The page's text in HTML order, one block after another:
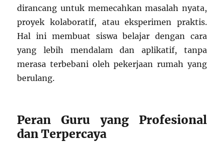
dirancang untuk memecahkan masalah nyata,
proyek kolaboratif, atau eksperimen praktis.
Hal ini membuat siswa belajar dengan cara
yang lebih mendalam dan aplikatif, tanpa
merasa terbebani oleh pekerjaan rumah yang
berulang.
Peran Guru yang Profesional
dan Terpercaya